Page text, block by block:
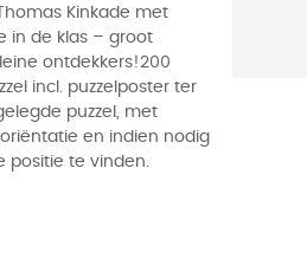
Kinkade met
in de klas – groot
ontdekkers!200
incl. puzzelposter ter
puzzel, met
en indien nodig
positie te vinden.